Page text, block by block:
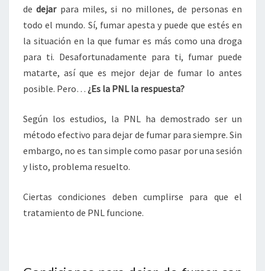
dedejarpara miles, si no millones, de personas en
todo el mundo. Sí, fumar apesta y puede que estés en
la situación en la que fumar es más como una droga
para ti. Desafortunadamente para ti, fumar puede
matarte, así que es mejor dejar de fumar lo antes
posible. Pero… ¿Es la PNL la respuesta?
Según los estudios, la PNL ha demostrado ser un
método efectivo para dejar de fumar para siempre. Sin
embargo, no es tan simple como pasar por una sesión
y listo, problema resuelto.
Ciertas condiciones deben cumplirse para que el
tratamiento de PNL funcione.